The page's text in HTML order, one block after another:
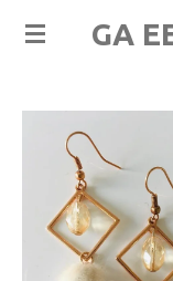
Ga
de
hoofdinhoud
GA